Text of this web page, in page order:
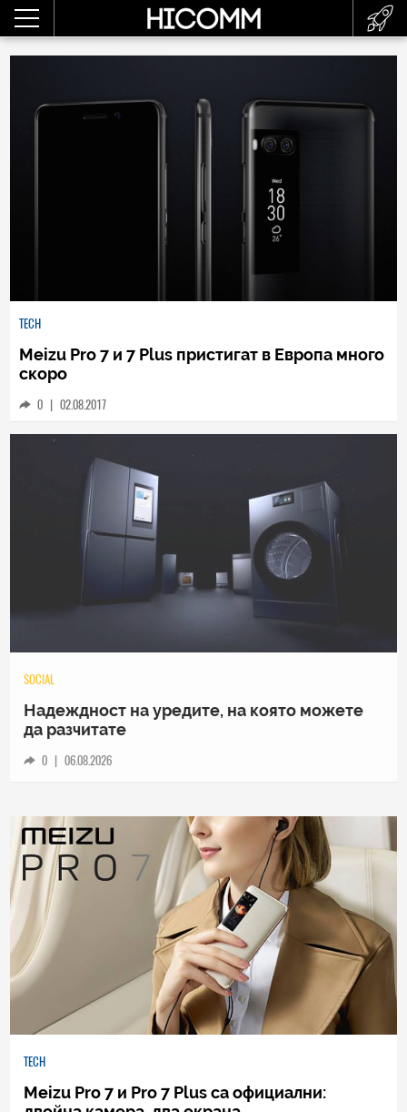
TECH
Meizu Pro 7 и 7 Plus пристигат в Европа много
скоро
0 | 02.08.2017
TECH
Samsung Galaxy Z Fold8 Ultra – ново име,
0 | 04.08.2026